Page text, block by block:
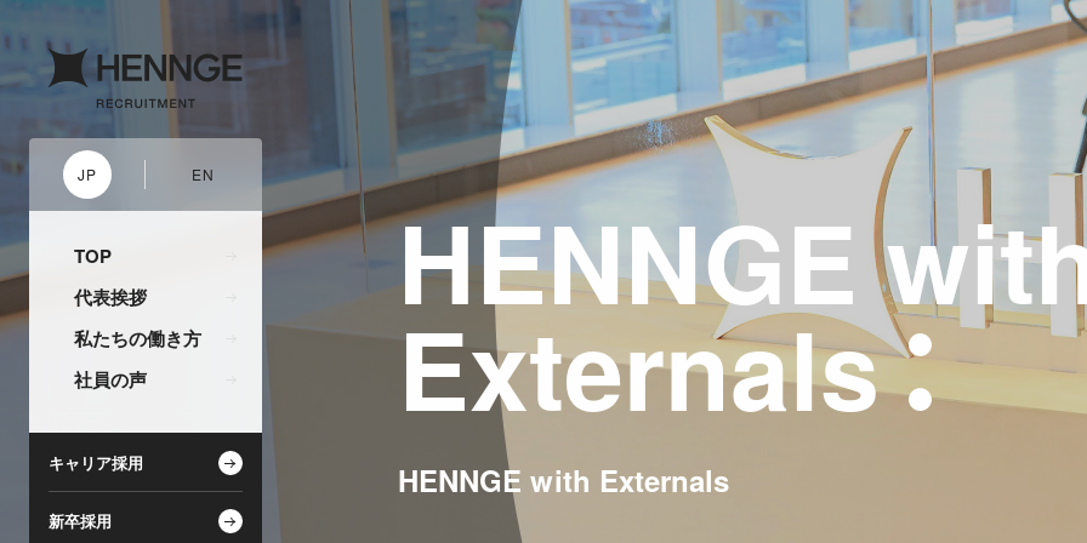
JP EN
TOP
代表挨拶
私たちの働き方
社員の声
キャリア採用
新卒採用
HENNGE
Externals
HENNGE with Externals